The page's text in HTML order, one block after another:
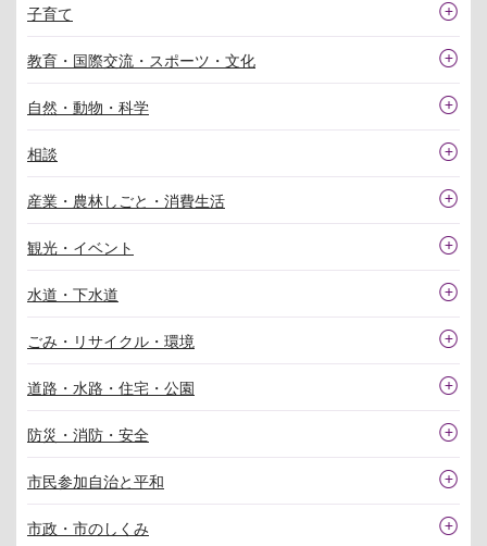
子育て
教育・国際交流・スポーツ・文化
自然・動物・科学
相談
産業・農林しごと・消費生活
観光・イベント
水道・下水道
ごみ・リサイクル・環境
道路・水路・住宅・公園
防災・消防・安全
市民参加自治と平和
市政・市のしくみ